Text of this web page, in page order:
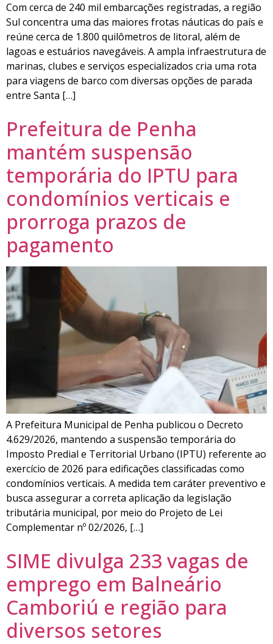
Com cerca de 240 mil embarcações registradas, a região
Sul concentra uma das maiores frotas náuticas do país e
reúne cerca de 1.800 quilômetros de litoral, além de
lagoas e estuários navegáveis. A ampla infraestrutura de
marinas, clubes e serviços especializados cria uma rota
para viagens de barco com diversas opções de parada
entre Santa […]
Prefeitura de Penha
mantém suspensão
temporária do IPTU para
condomínios verticais e
prorroga prazos de
pagamento
A Prefeitura Municipal de Penha publicou o Decreto
4.629/2026, mantendo a suspensão temporária do
Imposto Predial e Territorial Urbano (IPTU) referente ao
exercício de 2026 para edificações classificadas como
condomínios verticais. A medida tem caráter preventivo e
busca assegurar a correta aplicação da legislação
tributária municipal, por meio do Projeto de Lei
Complementar nº 02/2026, […]
SIME divulga 233 vagas de
emprego em Balneário
Camboriú e região para
diversos setores